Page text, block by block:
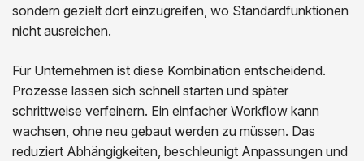
sondern gezielt dort einzugreifen, wo Standardfunktionen
nicht ausreichen.
Für Unternehmen ist diese Kombination entscheidend.
Prozesse lassen sich schnell starten und später
schrittweise verfeinern. Ein einfacher Workflow kann
wachsen, ohne neu gebaut werden zu müssen. Das
reduziert Abhängigkeiten, beschleunigt Anpassungen und